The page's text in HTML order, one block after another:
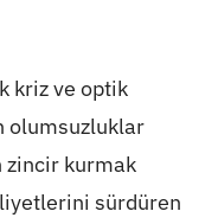
kriz ve optik
olumsuzluklar
zincir kurmak
sürdüren